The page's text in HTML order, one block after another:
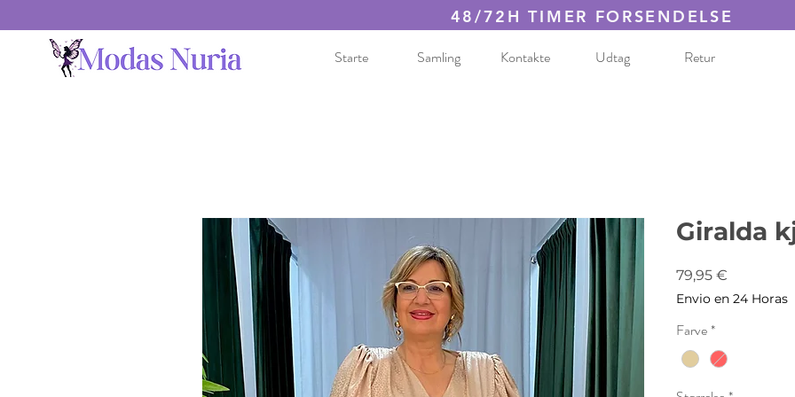
48/72H TIMER FORSENDELSE
Starte
Samling Kontakte Udtag Retur
Giralda
79,95 €
Envio en 24 Horas
Farve*